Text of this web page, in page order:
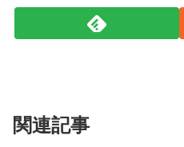
関連記事